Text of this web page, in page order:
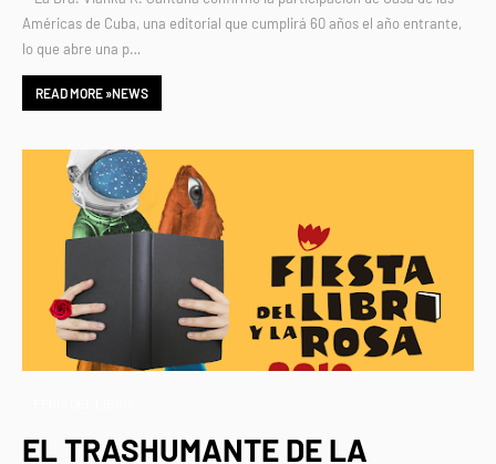
Américas de Cuba, una editorial que cumplirá 60 años el año entrante,
lo que abre una p…
READ MORE »NEWS
EL TRASHUMANTE DE LA